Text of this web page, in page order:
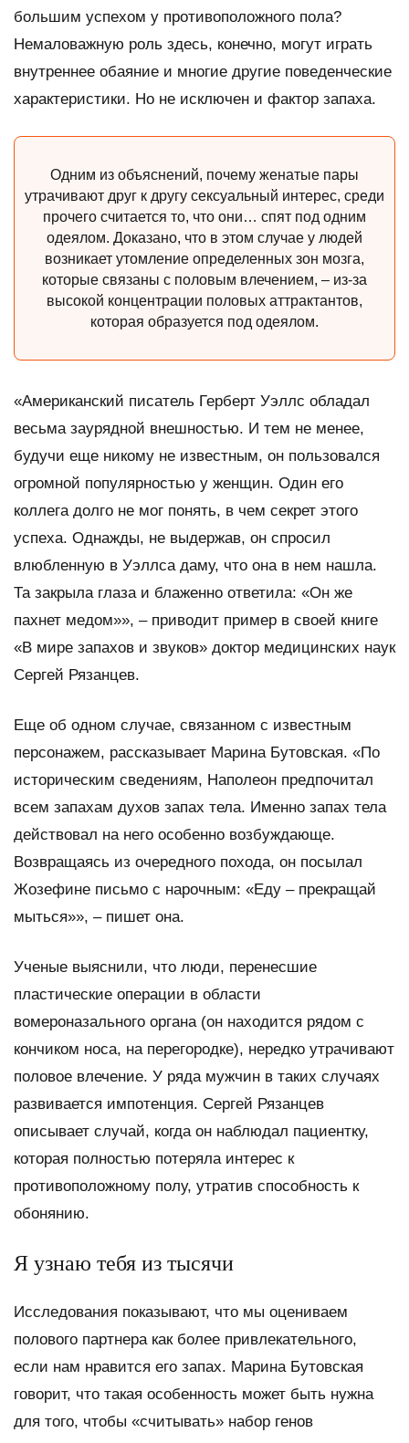
большим успехом у противоположного пола?
Немаловажную роль здесь, конечно, могут играть
внутреннее обаяние и многие другие поведенческие
характеристики. Но не исключен и фактор запаха.
Одним из объяснений, почему женатые пары
утрачивают друг к другу сексуальный интерес, среди
прочего считается то, что они… спят под одним
одеялом. Доказано, что в этом случае у людей
возникает утомление определенных зон мозга,
которые связаны с половым влечением, – из-за
высокой концентрации половых аттрактантов,
которая образуется под одеялом.
«Американский писатель Герберт Уэллс обладал
весьма заурядной внешностью. И тем не менее,
будучи еще никому не известным, он пользовался
огромной популярностью у женщин. Один его
коллега долго не мог понять, в чем секрет этого
успеха. Однажды, не выдержав, он спросил
влюбленную в Уэллса даму, что она в нем нашла.
Та закрыла глаза и блаженно ответила: «Он же
пахнет медом»», – приводит пример в своей книге
«В мире запахов и звуков» доктор медицинских наук
Сергей Рязанцев.
Еще об одном случае, связанном с известным
персонажем, рассказывает Марина Бутовская. «По
историческим сведениям, Наполеон предпочитал
всем запахам духов запах тела. Именно запах тела
действовал на него особенно возбуждающе.
Возвращаясь из очередного похода, он посылал
Жозефине письмо с нарочным: «Еду – прекращай
мыться»», – пишет она.
Ученые выяснили, что люди, перенесшие
пластические операции в области
вомероназального органа (он находится рядом с
кончиком носа, на перегородке), нередко утрачивают
половое влечение. У ряда мужчин в таких случаях
развивается импотенция. Сергей Рязанцев
описывает случай, когда он наблюдал пациентку,
которая полностью потеряла интерес к
противоположному полу, утратив способность к
обонянию.
Я узнаю тебя из тысячи
Исследования показывают, что мы оцениваем
полового партнера как более привлекательного,
если нам нравится его запах. Марина Бутовская
говорит, что такая особенность может быть нужна
для того, чтобы «считывать» набор генов